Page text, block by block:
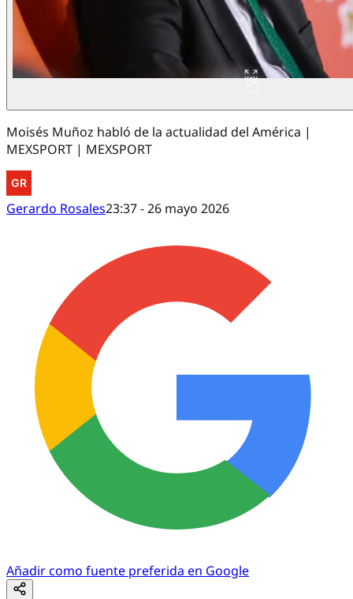
Moisés Muñoz habló de la actualidad del América |
MEXSPORT | MEXSPORT
Gerardo Rosales23:37 - 26 mayo 2026
Añadir como fuente preferida en Google